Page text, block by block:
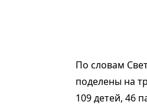
По словам
поделены на
109 детей, 46